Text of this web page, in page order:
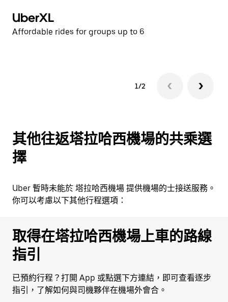
UberXL
Affordable rides for groups up to 6
1/2
其他往返塔拉哈西機場的共乘選
擇
Uber 暫時未能於 塔拉哈西機場 提供機場的士接送服務。
你可以考慮以下其他行程選項：
取得在塔拉哈西機場上車的路線
指引
已預約行程？打開 App 或點選下方連結，即可查看逐步
指引，了解如何與司機夥伴在機場外會合。